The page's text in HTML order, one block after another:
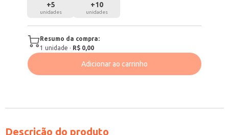
+5
unidades
+10
unidades
Resumo da compra:
1 unidade · R$ 0,00
Adicionar ao carrinho
Descrição do produto